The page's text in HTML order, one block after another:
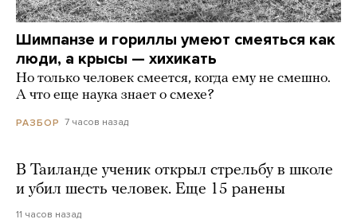
Шимпанзе и гориллы умеют смеяться как
люди, а крысы — хихикать
Но только человек смеется, когда ему не смешно.
А что еще наука знает о смехе?
РАЗБОР 7 часов назад
В Таиланде ученик открыл стрельбу в школе
и убил шесть человек. Еще 15 ранены
11 часов назад